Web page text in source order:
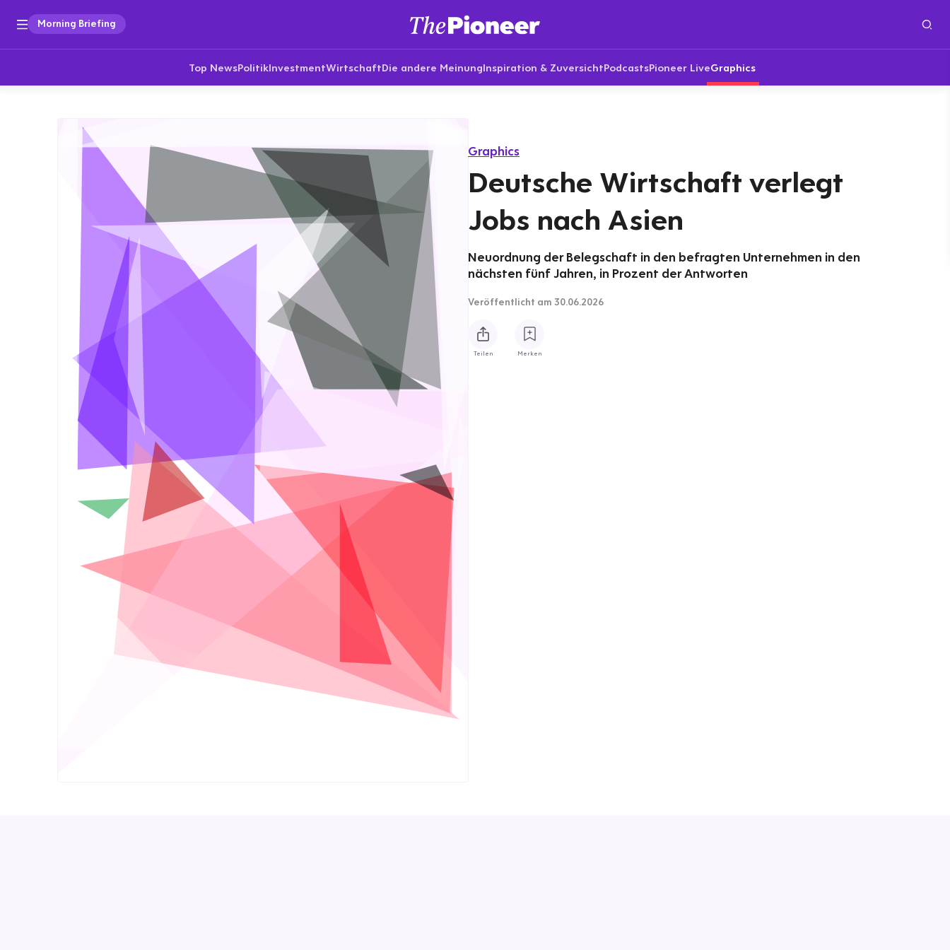
Morning Briefing
Top NewsPolitikInvestmentWirtschaftDie andere MeinungInspiration & ZuversichtPodcastsPioneer LiveGraphics
Graphics
Deutsche Wirtschaft verlegt
Jobs nach Asien
Neuordnung der Belegschaft in den befragten Unternehmen in den
nächsten fünf Jahren, in Prozent der Antworten
Veröffentlicht am 30.06.2026
Teilen Merken